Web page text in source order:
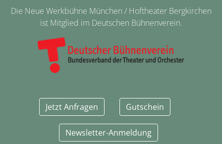
Die Neue Werkbühne München / Hoftheater Bergkirchen
ist Mitglied im Deutschen Bühnenverein.
Jetzt Anfragen Gutschein
Newsletter-Anmeldung